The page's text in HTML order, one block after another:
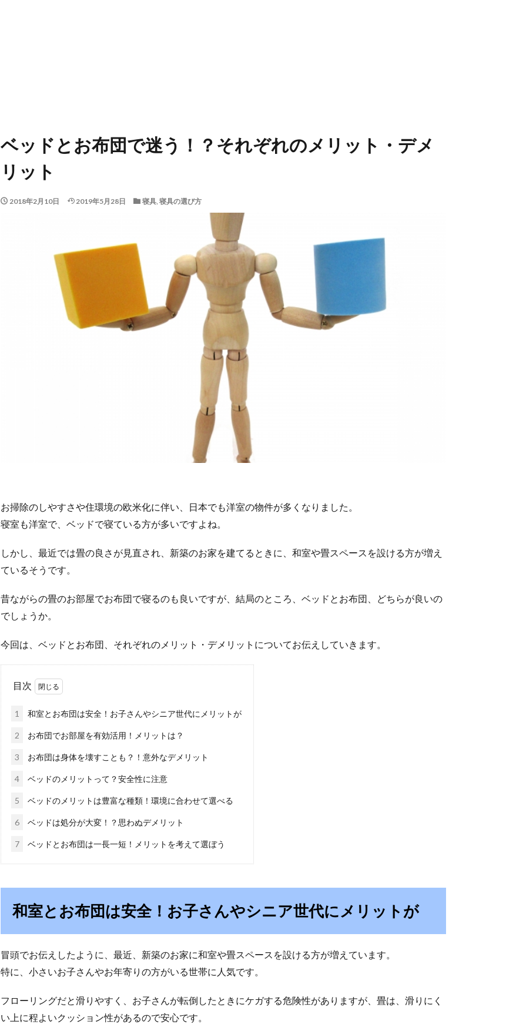
ベッドとお布団で迷う！？それぞれのメリット・デメ
リット
2018年2月10日 2019年5月28日 寝具, 寝具の選び方
お掃除のしやすさや住環境の欧米化に伴い、日本でも洋室の物件が多くなりました。
寝室も洋室で、ベッドで寝ている方が多いですよね。
しかし、最近では畳の良さが見直され、新築のお家を建てるときに、和室や畳スペースを設ける方が増え
ているそうです。
昔ながらの畳のお部屋でお布団で寝るのも良いですが、結局のところ、ベッドとお布団、どちらが良いの
でしょうか。
今回は、ベッドとお布団、それぞれのメリット・デメリットについてお伝えしていきます。
目次
1 和室とお布団は安全！お子さんやシニア世代にメリットが
2 お布団でお部屋を有効活用！メリットは？
3 お布団は身体を壊すことも？！意外なデメリット
4 ベッドのメリットって？安全性に注意
5 ベッドのメリットは豊富な種類！環境に合わせて選べる
6 ベッドは処分が大変！？思わぬデメリット
7 ベッドとお布団は一長一短！メリットを考えて選ぼう
和室とお布団は安全！お子さんやシニア世代にメリットが
冒頭でお伝えしたように、最近、新築のお家に和室や畳スペースを設ける方が増えています。
特に、小さいお子さんやお年寄りの方がいる世帯に人気です。
フローリングだと滑りやすく、お子さんが転倒したときにケガする危険性がありますが、畳は、滑りにく
い上に程よいクッション性があるので安心です。